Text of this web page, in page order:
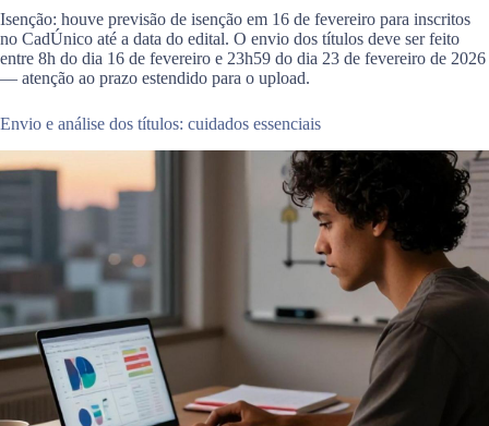
Isenção: houve previsão de isenção em 16 de fevereiro para inscritos
no CadÚnico até a data do edital. O envio dos títulos deve ser feito
entre 8h do dia 16 de fevereiro e 23h59 do dia 23 de fevereiro de 2026
— atenção ao prazo estendido para o upload.
Envio e análise dos títulos: cuidados essenciais